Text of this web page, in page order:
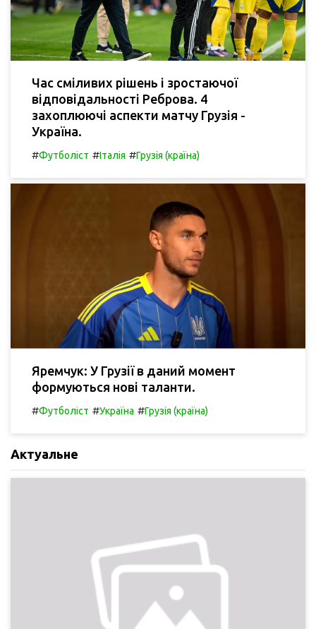
Час сміливих рішень і зростаючої
відповідальності Реброва. 4
захоплюючі аспекти матчу Грузія -
Україна.
#Футболіст #Італія #Грузія (країна)
Яремчук: У Грузії в даний момент
формуються нові таланти.
#Футболіст #Україна #Грузія (країна)
Актуальне